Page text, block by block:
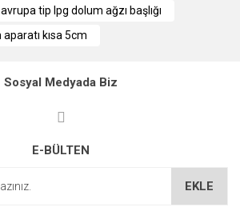
noktaları öneri formunu
için teşekkür ederiz.
bozuk veya görüntülenemiyor.
sitelerden daha pahalı.
farklı alternatifler olmalı.
tip lpg dolum ağzı başlığı
kısa 5cm
Sosyal Medyada Biz
E-BÜLTEN
EKLE